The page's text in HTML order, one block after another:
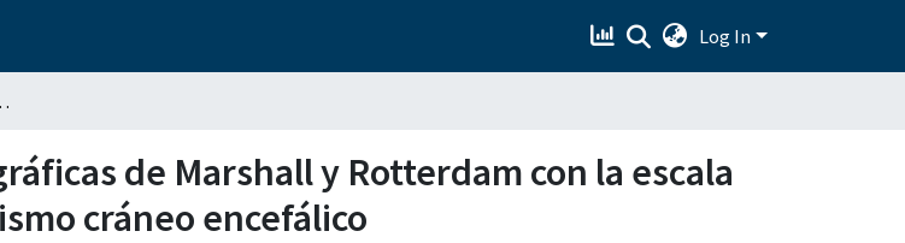
Log In
con traumatismo cráneo encefálico
de Marshall y Rotterdam con la escala
cráneo encefálico